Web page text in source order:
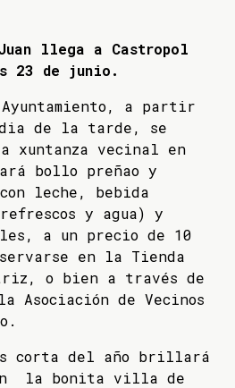
llega a Castropol
23 de junio.
a partir
de la tarde, se
xuntanza vecinal en
bollo preñao y
leche, bebida
y agua) y
a un precio de 10
en la Tienda
o bien a través de
Asociación de Vecinos
corta del año brillará
la bonita villa de